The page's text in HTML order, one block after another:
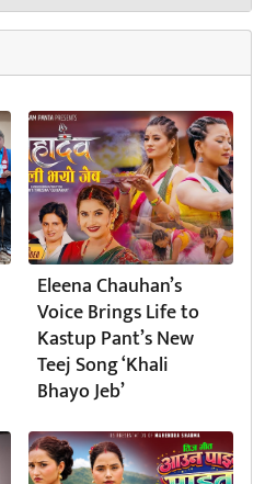
Eleena Chauhan’s
Voice Brings Life to
Kastup Pant’s New
Teej Song ‘Khali
Bhayo Jeb’